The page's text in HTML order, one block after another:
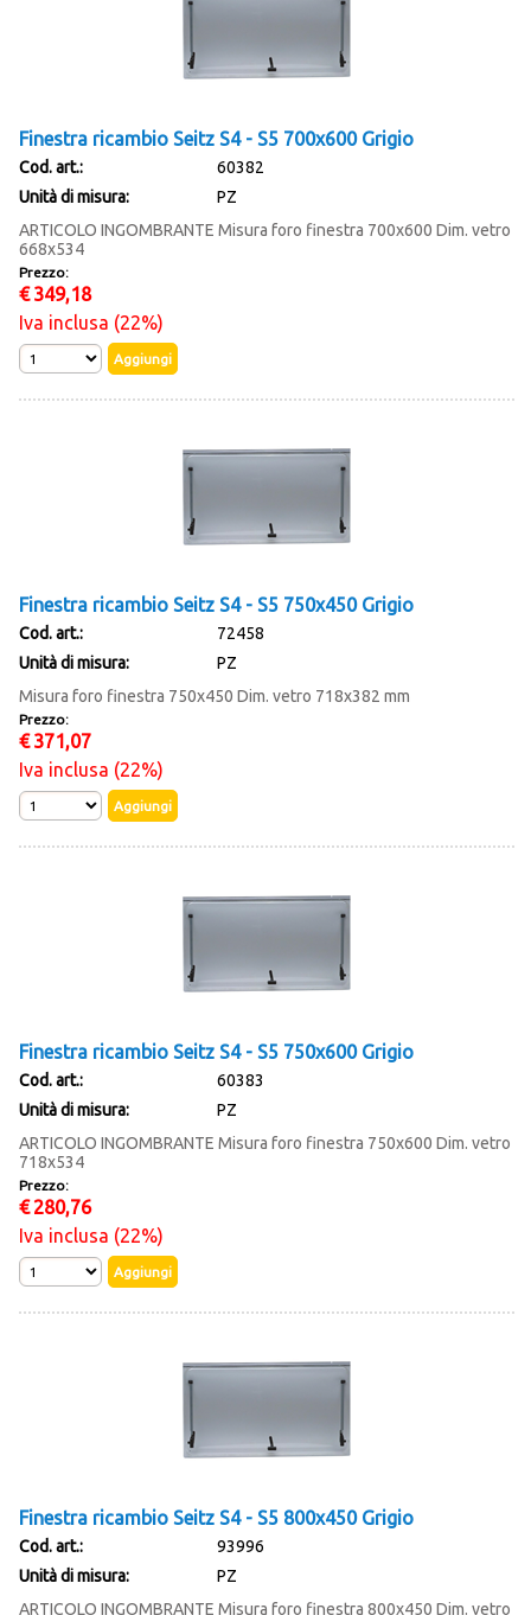
Finestra ricambio Seitz S4 - S5 700x600 Grigio
Cod. art.:
60382
Unità di misura:
PZ
ARTICOLO INGOMBRANTE Misura foro finestra 700x600 Dim. vetro
668x534
Prezzo:
€ 349,18
Iva inclusa (22%)
Finestra ricambio Seitz S4 - S5 750x450 Grigio
Cod. art.:
72458
Unità di misura:
PZ
Misura foro finestra 750x450 Dim. vetro 718x382 mm
Prezzo:
€ 371,07
Iva inclusa (22%)
Finestra ricambio Seitz S4 - S5 750x600 Grigio
Cod. art.:
60383
Unità di misura:
PZ
ARTICOLO INGOMBRANTE Misura foro finestra 750x600 Dim. vetro
718x534
Prezzo:
€ 280,76
Iva inclusa (22%)
Finestra ricambio Seitz S4 - S5 800x450 Grigio
Cod. art.:
93996
Unità di misura:
PZ
ARTICOLO INGOMBRANTE Misura foro finestra 800x450 Dim. vetro